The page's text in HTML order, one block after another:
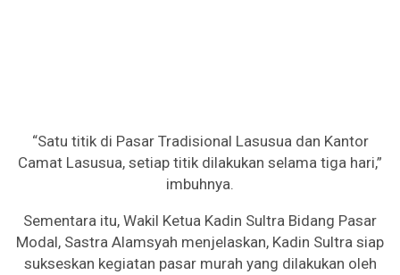
“Satu titik di Pasar Tradisional Lasusua dan Kantor
Camat Lasusua, setiap titik dilakukan selama tiga hari,”
imbuhnya.
Sementara itu, Wakil Ketua Kadin Sultra Bidang Pasar
Modal, Sastra Alamsyah menjelaskan, Kadin Sultra siap
sukseskan kegiatan pasar murah yang dilakukan oleh